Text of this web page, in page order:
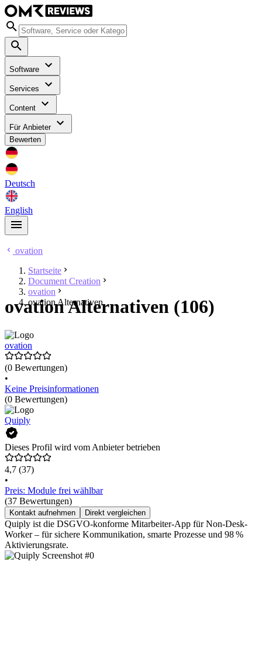
Software
Services
Content
Für Anbieter
Bewerten
Deutsch
English
ovation
Startseite
Document Creation
ovation
ovation Alternativen
ovation Alternativen (106)
ovation
(0 Bewertungen)
•
Keine Preisinformationen
(0 Bewertungen)
Quiply
Dieses Profil wird vom Anbieter betrieben
4,7 (37)
•
Preis: Module frei wählbar
(37 Bewertungen)
Kontakt aufnehmen Direkt vergleichen
Quiply ist die DSGVO-konforme Mitarbeiter-App für Non-Desk-
Worker – für sichere Kommunikation, smarte Prozesse und 98 %
Aktivierungsrate.